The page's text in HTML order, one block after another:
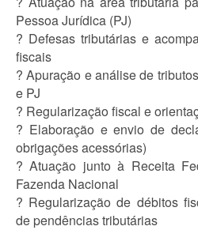
Pessoa Jurídica (PJ)
? Defesas tributárias e
fiscais
? Apuração e análise de
e PJ
? Regularização fiscal e
? Elaboração e envio de
obrigações acessórias)
? Atuação junto à Receita
Fazenda Nacional
? Regularização de débitos
de pendências tributárias